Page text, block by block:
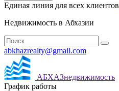
Единая линия для всех клиентов
Недвижимость в Абхазии
abkhazrealty@gmail.com
АБХАЗнедвижимость
График работы